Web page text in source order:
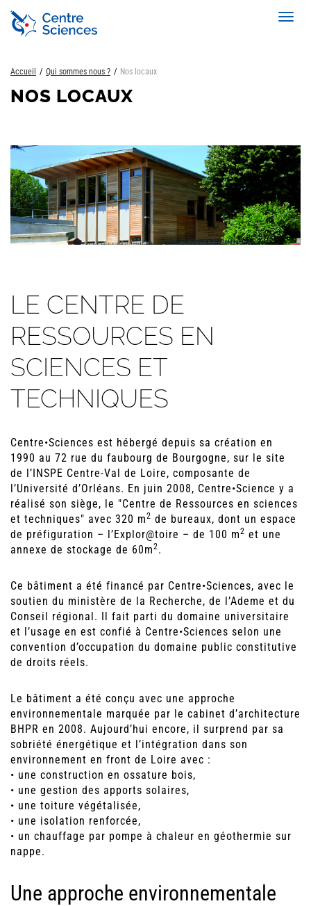
Aller
contenu
Accueil Qui sommes nous ? Nos locaux
NOS LOCAUX
LE CENTRE DE
RESSOURCES EN
SCIENCES ET
TECHNIQUES
Centre•Sciences est hébergé depuis sa création en
1990 au 72 rue du faubourg de Bourgogne, sur le site
de l’INSPE Centre-Val de Loire, composante de
l’Université d’Orléans. En juin 2008, Centre•Science y a
réalisé son siège, le "Centre de Ressources en sciences
et techniques" avec 320 m2 de bureaux, dont un espace
de préfiguration – l’Explor@toire – de 100 m2 et une
annexe de stockage de 60m2.
Ce bâtiment a été financé par Centre•Sciences, avec le
soutien du ministère de la Recherche, de l’Ademe et du
Conseil régional. Il fait parti du domaine universitaire
et l’usage en est confié à Centre•Sciences selon une
convention d’occupation du domaine public constitutive
de droits réels.
Le bâtiment a été conçu avec une approche
environnementale marquée par le cabinet d’architecture
BHPR en 2008. Aujourd’hui encore, il surprend par sa
sobriété énergétique et l’intégration dans son
environnement en front de Loire avec :
• une construction en ossature bois,
• une gestion des apports solaires,
• une toiture végétalisée,
• une isolation renforcée,
• un chauffage par pompe à chaleur en géothermie sur
nappe.
Une approche environnementale